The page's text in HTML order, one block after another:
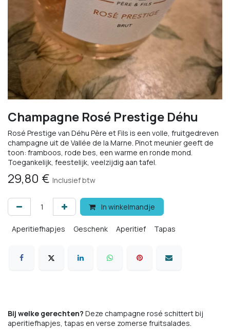
Champagne Rosé Prestige Déhu
Rosé Prestige van Déhu Père et Fils is een volle, fruitgedreven
champagne uit de Vallée de la Marne. Pinot meunier geeft de
toon: framboos, rode bes, een warme en ronde mond.
Toegankelijk, feestelijk, veelzijdig aan tafel.
29,80 € Inclusief btw
In winkelmandje
Aperitiefhapjes Geschenk Aperitief Tapas
Bij welke gerechten? Deze champagne rosé schittert bij
aperitiefhapjes, tapas en verse zomerse fruitsalades.